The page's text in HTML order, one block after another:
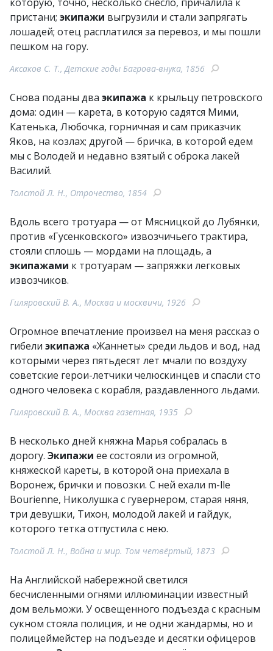
пристани; экипажи выгрузили и стали запрягать
лошадей; отец расплатился за перевоз, и мы пошли
пешком на гору.
Аксаков С. Т., Детские годы Багрова-внука, 1856
Снова поданы два экипажа к крыльцу петровского
дома: один — карета, в которую садятся Мими,
Катенька, Любочка, горничная и сам приказчик
Яков, на козлах; другой — бричка, в которой едем
мы с Володей и недавно взятый с оброка лакей
Василий.
Толстой Л. Н., Отрочество, 1854
Вдоль всего тротуара — от Мясницкой до Лубянки,
против «Гусенковского» извозчичьего трактира,
стояли сплошь — мордами на площадь, а
экипажами к тротуарам — запряжки легковых
извозчиков.
Гиляровский В. А., Москва и москвичи, 1926
Огромное впечатление произвел на меня рассказ о
гибели экипажа «Жаннеты» среди льдов и вод, над
которыми через пятьдесят лет мчали по воздуху
советские герои-летчики челюскинцев и спасли сто
одного человека с корабля, раздавленного льдами.
Гиляровский В. А., Москва газетная, 1935
В несколько дней княжна Марья собралась в
дорогу. Экипажи ее состояли из огромной,
княжеской кареты, в которой она приехала в
Воронеж, брички и повозки. С ней ехали m-lle
Bourienne, Николушка с гувернером, старая няня,
три девушки, Тихон, молодой лакей и гайдук,
которого тетка отпустила с нею.
Толстой Л. Н., Война и мир. Том четвёртый, 1873
На Английской набережной светился
бесчисленными огнями иллюминации известный
дом вельможи. У освещенного подъезда с красным
сукном стояла полиция, и не одни жандармы, но и
полицеймейстер на подъезде и десятки офицеров